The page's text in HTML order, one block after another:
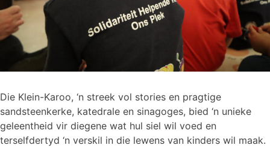
Die Klein-Karoo, ‘n streek vol stories en pragtige
sandsteenkerke, katedrale en sinagoges, bied ‘n unieke
geleentheid vir diegene wat hul siel wil voed en
terselfdertyd ‘n verskil in die lewens van kinders wil maak.